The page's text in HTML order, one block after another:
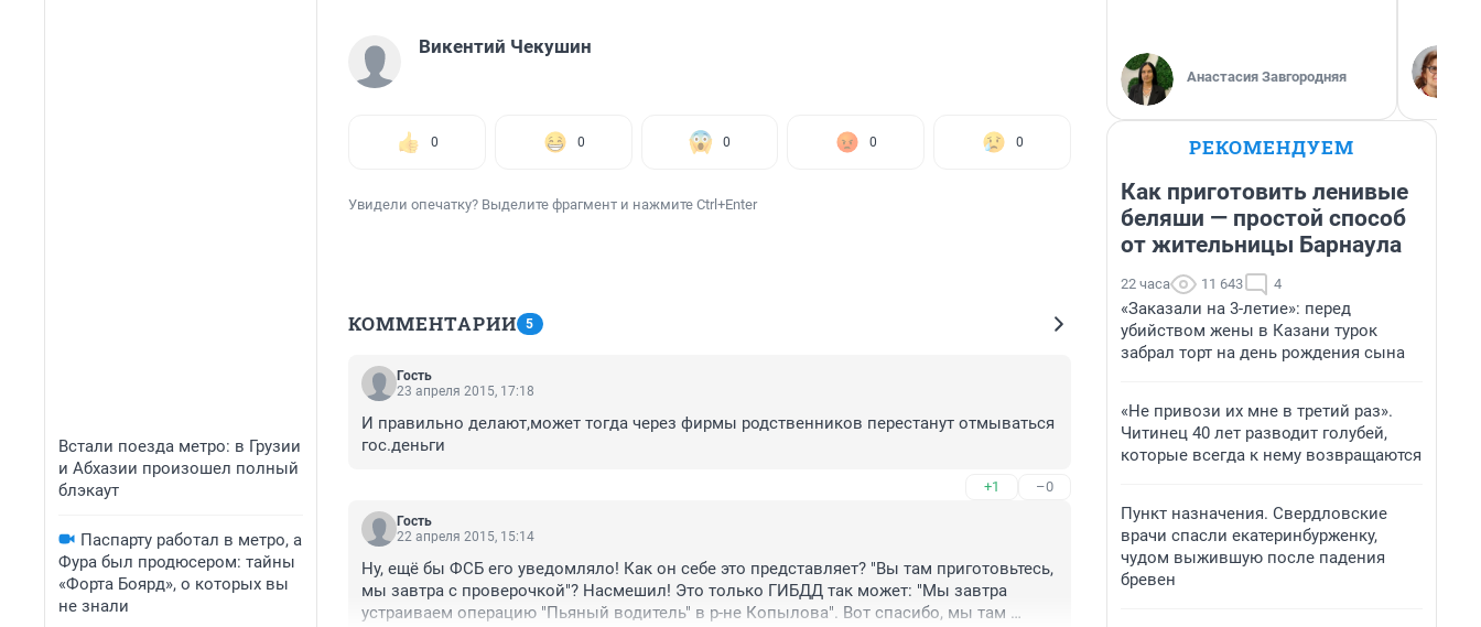
Встали поезда метро: в Грузии
и Абхазии произошел полный
блэкаут
Паспарту работал в метро, а
Фура был продюсером: тайны
«Форта Боярд», о которых вы
не знали
Викентий Чекушин
0 0 0 0 0
Увидели опечатку? Выделите фрагмент и нажмите Ctrl+Enter
КОММЕНТАРИИ 5
Гость
23 апреля 2015, 17:18
И правильно делают,может тогда через фирмы родственников перестанут отмываться
гос.деньги
+1 –0
Гость
22 апреля 2015, 15:14
Ну, ещё бы ФСБ его уведомляло! Как он себе это представляет? "Вы там приготовьтесь,
мы завтра с проверочкой"? Насмешил! Это только ГИБДД так может: "Мы завтра
устраиваем операцию "Пьяный водитель" в р-не Копылова". Вот спасибо, мы там
Анастасия Завгородняя
РЕКОМЕНДУЕМ
Как приготовить ленивые
беляши — простой способ
от жительницы Барнаула
22 часа 11 643 4
«Заказали на 3-летие»: перед
убийством жены в Казани турок
забрал торт на день рождения сына
«Не привози их мне в третий раз».
Читинец 40 лет разводит голубей,
которые всегда к нему возвращаются
Пункт назначения. Свердловские
врачи спасли екатеринбурженку,
чудом выжившую после падения
бревен